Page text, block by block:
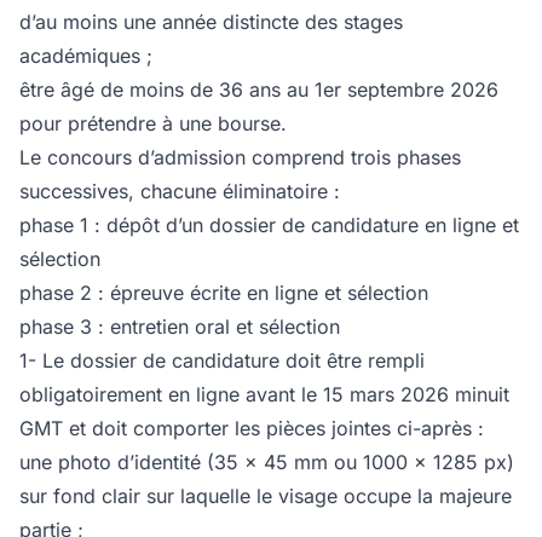
d’au moins une année distincte des stages
académiques ;
être âgé de moins de 36 ans au 1er septembre 2026
pour prétendre à une bourse.
Le concours d’admission comprend trois phases
successives, chacune éliminatoire :
phase 1 : dépôt d’un dossier de candidature en ligne et
sélection
phase 2 : épreuve écrite en ligne et sélection
phase 3 : entretien oral et sélection
1- Le dossier de candidature doit être rempli
obligatoirement en ligne avant le 15 mars 2026 minuit
GMT et doit comporter les pièces jointes ci-après :
une photo d’identité (35 x 45 mm ou 1000 x 1285 px)
sur fond clair sur laquelle le visage occupe la majeure
partie ;